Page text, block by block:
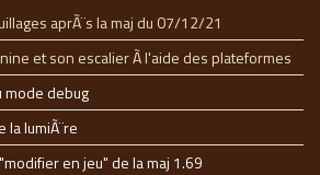
aprÃ¨s la maj du 07/12/21
et son escalier Ã l'aide des plateformes
mode debug
lumiÃ¨re
en jeu" de la maj 1.69